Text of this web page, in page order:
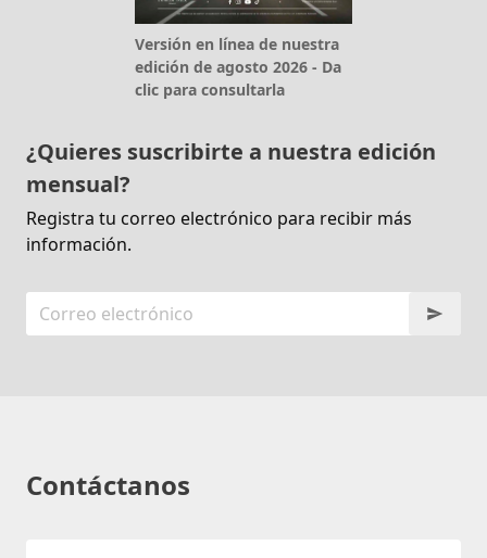
Versión en línea de nuestra
edición de agosto 2026 - Da
clic para consultarla
¿Quieres suscribirte a nuestra edición
mensual?
Registra tu correo electrónico para recibir más
información.
Contáctanos